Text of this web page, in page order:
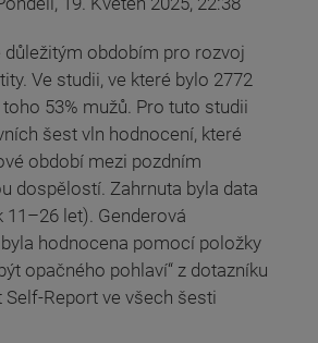
obdobím pro rozvoj
Ve studii, ve které bylo 2772
53% mužů. Pro tuto studii
šest vln hodnocení, které
období mezi pozdním
dospělostí. Zahrnuta byla data
11–26 let). Genderová
hodnocena pomocí položky
opačného pohlaví“ z dotazníku
Self-Report ve všech šesti